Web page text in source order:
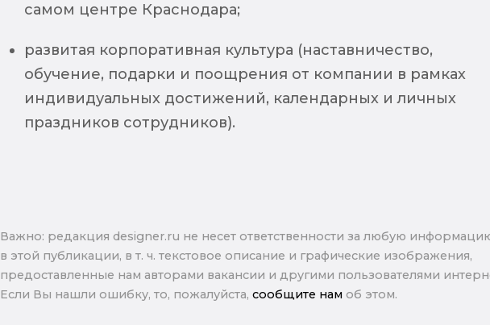
самом центре Краснодара;
развитая корпоративная культура (наставничество,
обучение, подарки и поощрения от компании в рамках
индивидуальных достижений, календарных и личных
праздников сотрудников).
Важно: pедакция designer.ru не несет ответственности за любую
в этой публикации, в т. ч. текстовое описание и графические изображения,
предоставленные нам авторами вакансии и другими пользователями
Если Вы нашли ошибку, то, пожалуйста, сообщите нам об этом.